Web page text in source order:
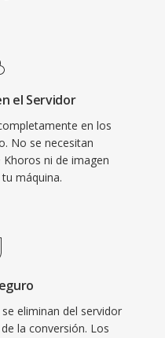
el Servidor
en los
No se necesitan
ni de imagen
máquina.
eliminan del servidor
la conversión. Los